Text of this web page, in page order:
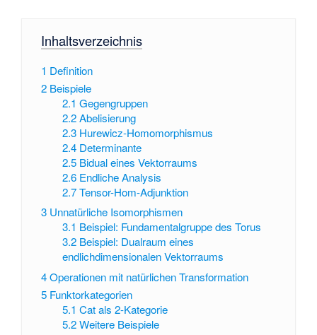
Inhaltsverzeichnis
1 Definition
2 Beispiele
2.1 Gegengruppen
2.2 Abelisierung
2.3 Hurewicz-Homomorphismus
2.4 Determinante
2.5 Bidual eines Vektorraums
2.6 Endliche Analysis
2.7 Tensor-Hom-Adjunktion
3 Unnatürliche Isomorphismen
3.1 Beispiel: Fundamentalgruppe des Torus
3.2 Beispiel: Dualraum eines
endlichdimensionalen Vektorraums
4Operationen mit natürlichen Transformation
5 Funktorkategorien
5.1 Cat als 2-Kategorie
5.2 Weitere Beispiele